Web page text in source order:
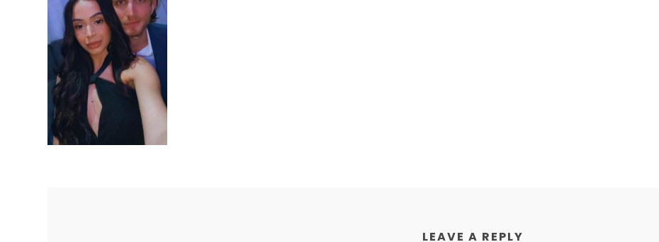
LEAVE A REPLY